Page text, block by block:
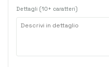
Dettagli (10+ caratteri)